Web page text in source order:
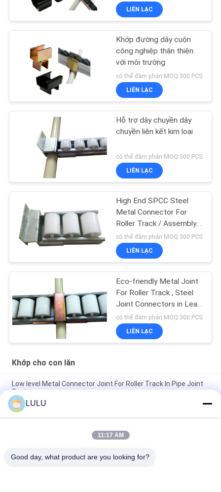
LIÊN LẠC
Khớp đường dây cuộn
công nghiệp thân thiện
với môi trường
có thể đàm phán MOQ:300 PCS
LIÊN LẠC
Hỗ trợ dây chuyền dây
chuyền liên kết kim loại
có thể đàm phán MOQ:300 PCS
LIÊN LẠC
High End SPCC Steel
Metal Connector For
Roller Track / Assembly
Mobile Trolley
có thể đàm phán MOQ:300 PCS
LIÊN LẠC
Eco-friendly Metal Joint
For Roller Track , Steel
Joint Connectors in Lean
Pipe
có thể đàm phán MOQ:300 PCS
LIÊN LẠC
Khớp cho con lăn
Low level Metal Connector Joint For Roller Track In Pipe Joint
System
Galvanize Joint For Roller Track Placon Connector 2.5mm
Thickness Steel Material
Custom 40MM Iron Steel Frame Sliding Roller Track in Flow
LULU
11:17 AM
Good day, what product are you looking for?